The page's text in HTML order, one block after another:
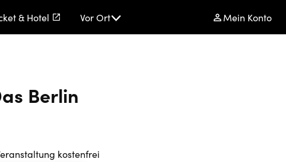
& Hotel Vor Ort Mein Konto
Berlin
kostenfrei